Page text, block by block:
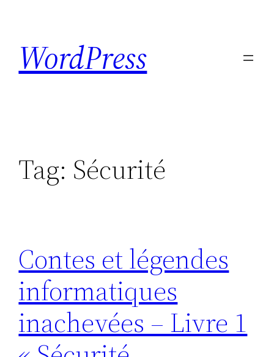
content
WordPress
Tag: Sécurité
Contes et légendes
informatiques
inachevées – Livre 1